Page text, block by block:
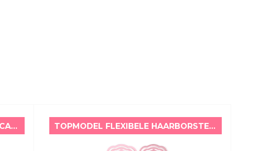
TOPMODEL NAGELSTICKERS GEL CANDY TOPMODEL FLEXIBELE HAARBORSTEL TEDDY